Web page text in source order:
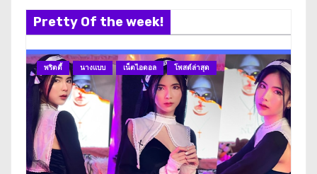
Pretty Of the week!
พริตตี้ นางแบบ เน็ตไอดอล โพสต์ล่าสุด